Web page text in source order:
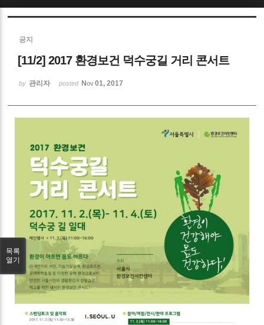
공지
[11/2] 2017 환경보건 덕수궁길 거리 콘서트
by 관리자 posted Nov 01, 2017
목록
열기
Sketchbook5, 스케치북5
Sketchbook5, 스케치북5